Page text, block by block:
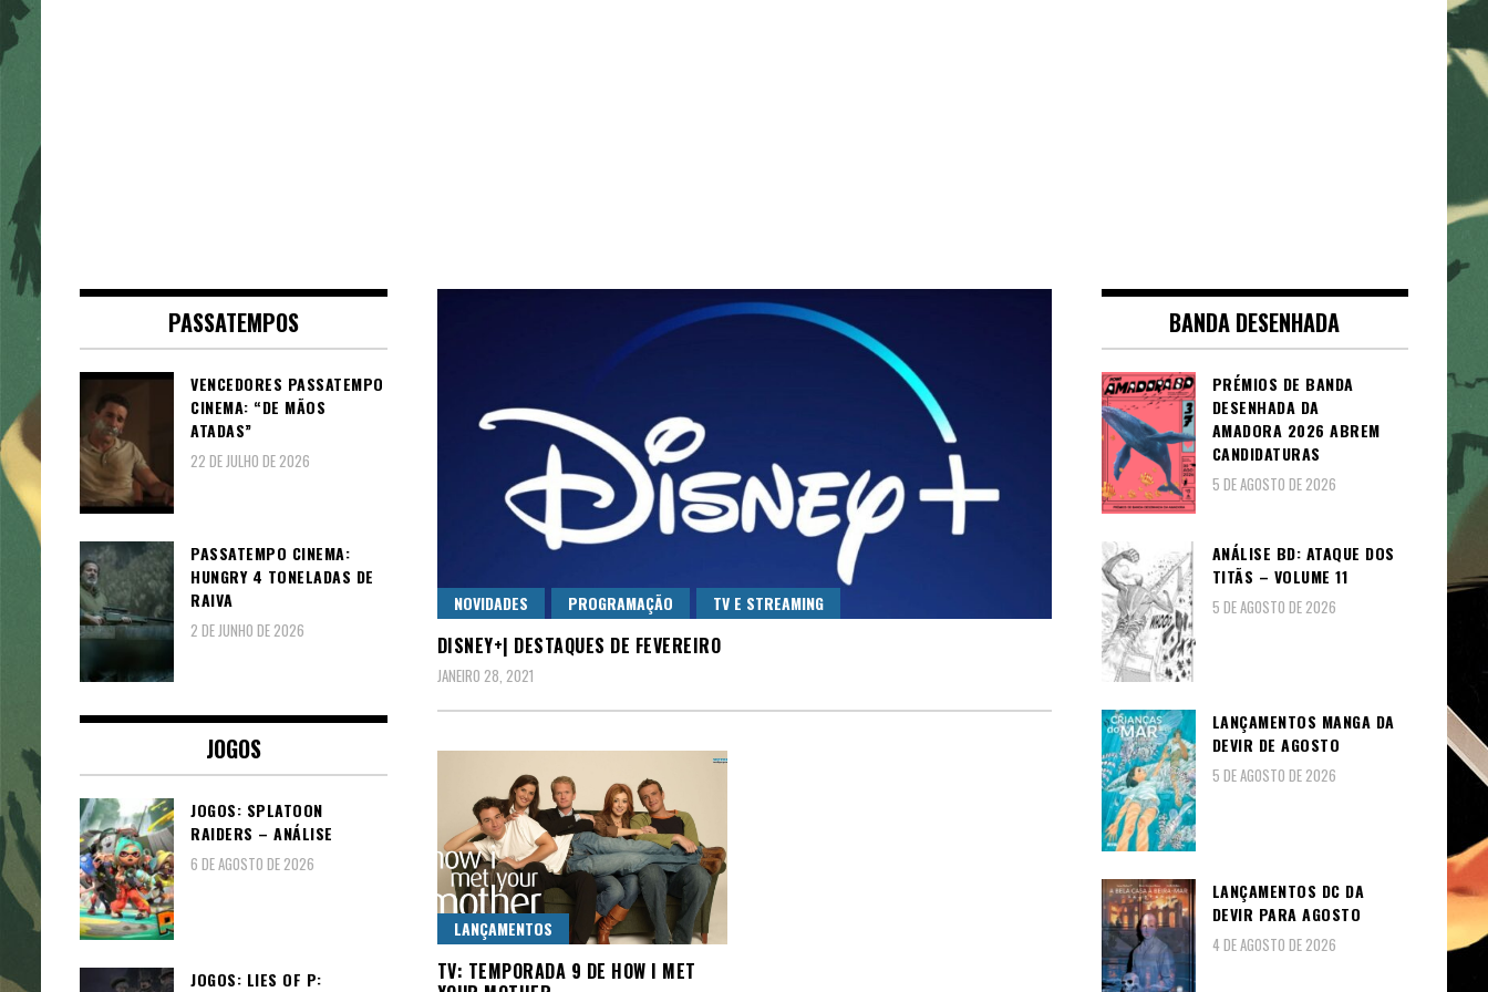
NOVIDADES PROGRAMAÇÃO TV E STREAMING
DISNEY+| DESTAQUES DE FEVEREIRO
JANEIRO 28, 2021
LANÇAMENTOS
TV: TEMPORADA 9 DE HOW I MET
PASSATEMPOS
VENCEDORES PASSATEMPO
CINEMA: “DE MÃOS
ATADAS”
22 DE JULHO DE 2026
PASSATEMPO CINEMA:
HUNGRY 4 TONELADAS DE
RAIVA
2 DE JUNHO DE 2026
JOGOS
JOGOS: SPLATOON
RAIDERS – ANÁLISE
6 DE AGOSTO DE 2026
JOGOS: LIES OF P:
BANDA DESENHADA
PRÉMIOS DE BANDA
DESENHADA DA
AMADORA 2026 ABREM
CANDIDATURAS
5 DE AGOSTO DE 2026
ANÁLISE BD: ATAQUE DOS
TITÃS – VOLUME 11
5 DE AGOSTO DE 2026
LANÇAMENTOS MANGA DA
DEVIR DE AGOSTO
5 DE AGOSTO DE 2026
LANÇAMENTOS DC DA
DEVIR PARA AGOSTO
4 DE AGOSTO DE 2026